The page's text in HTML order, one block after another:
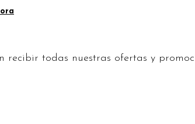
recibir todas nuestras ofertas y